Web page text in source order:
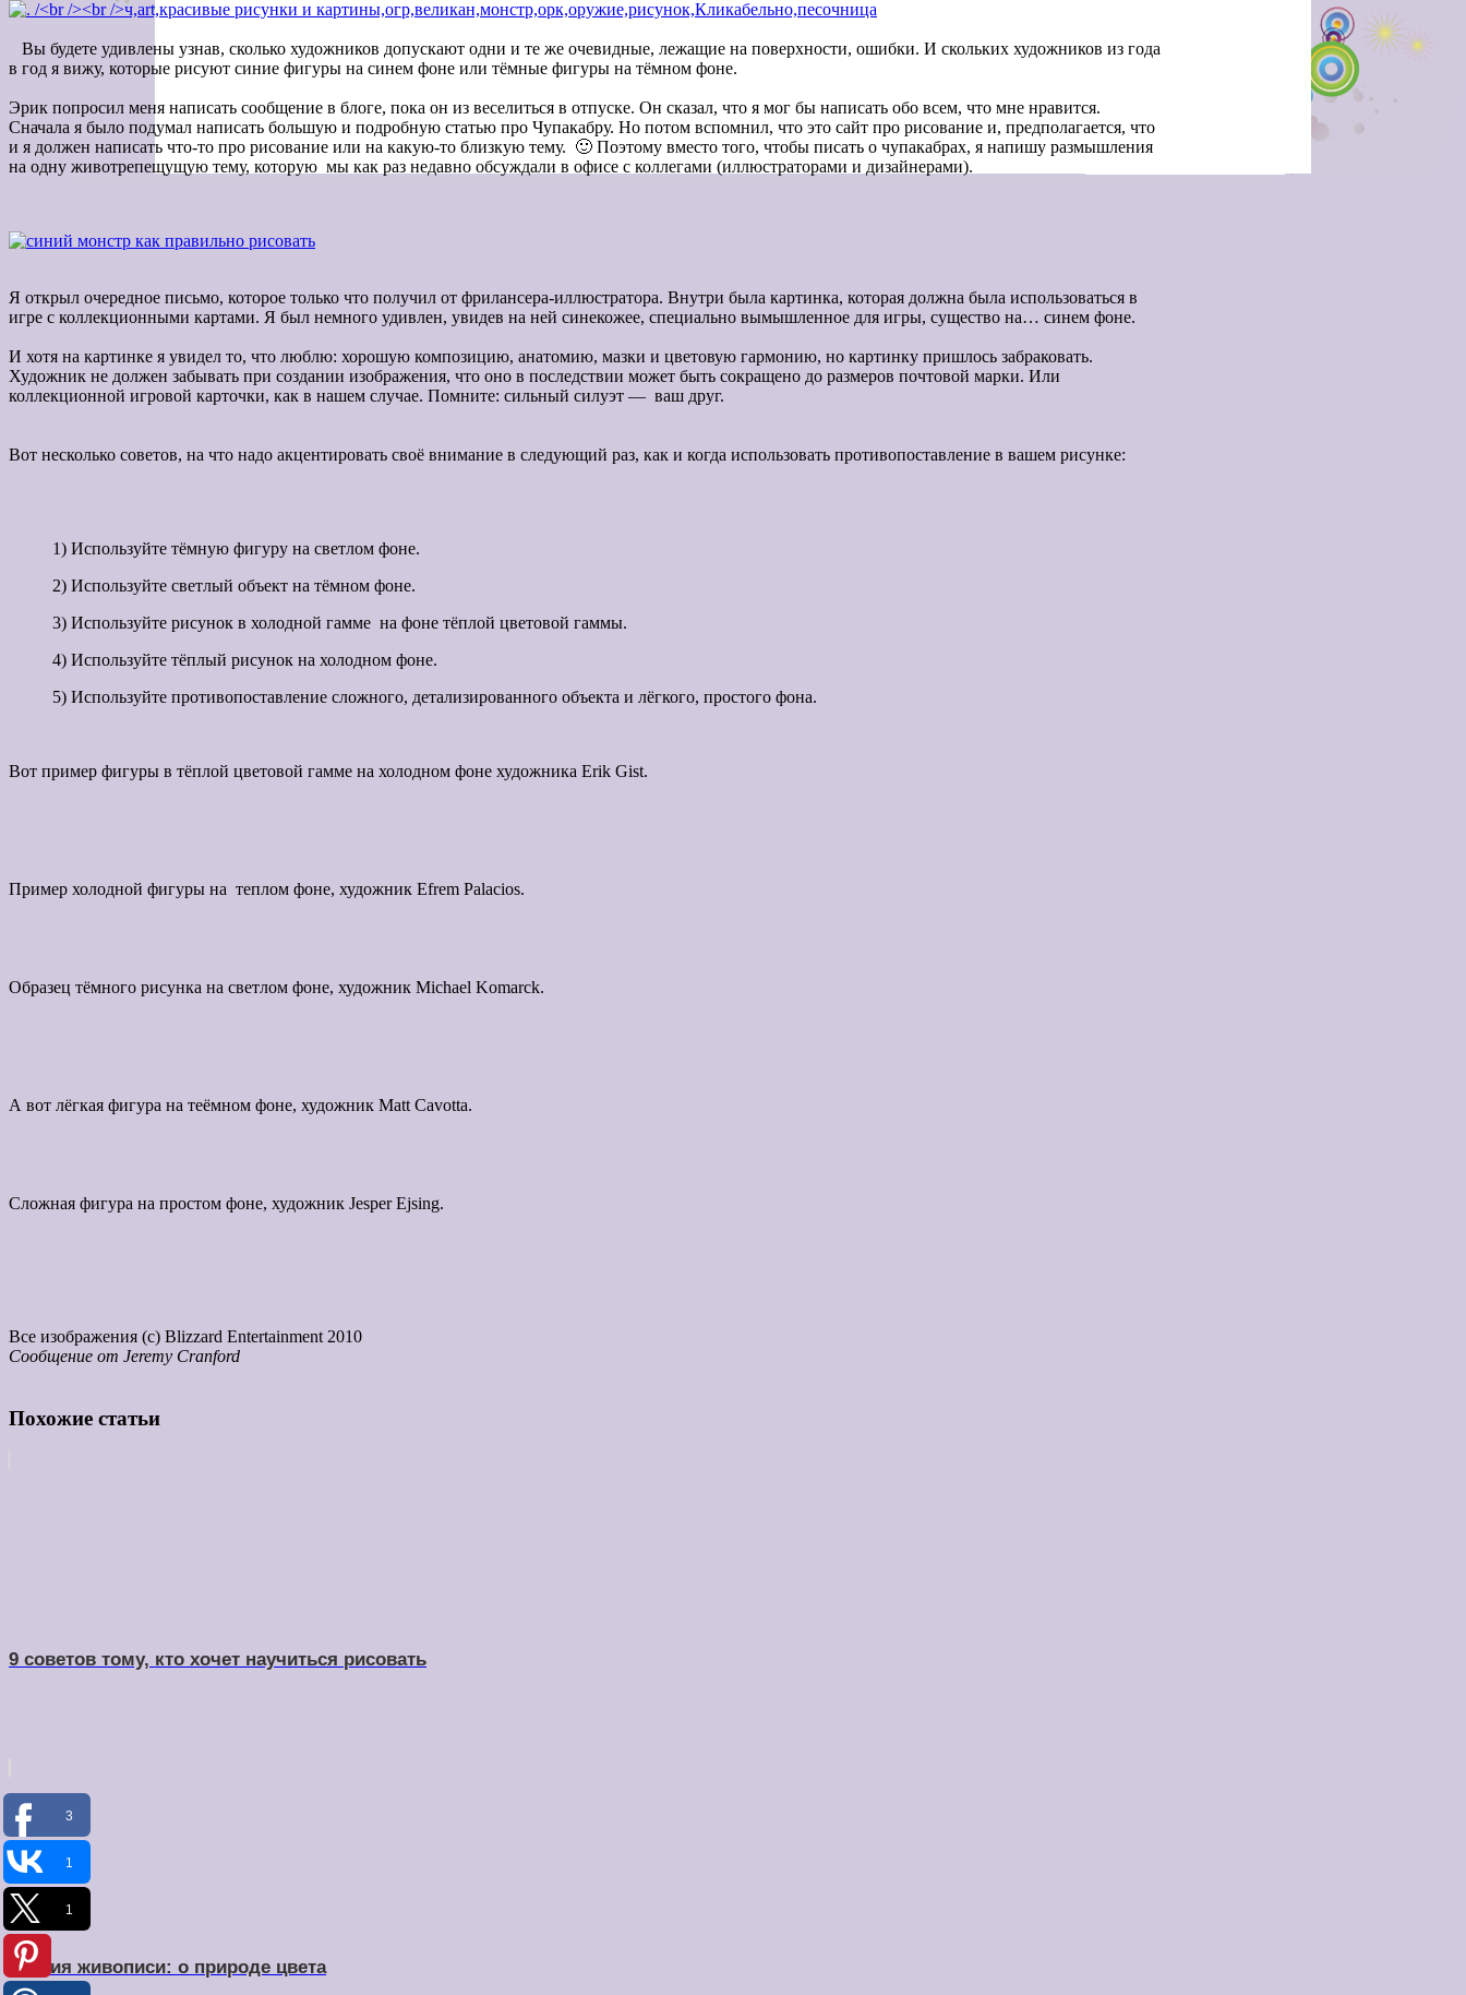
Вы будете удивлены узнав, сколько художников допускают одни и те же очевидные, лежащие на поверхности, ошибки. И скольких художников из года
в год я вижу, которые рисуют синие фигуры на синем фоне или тёмные фигуры на тёмном фоне.
Эрик попросил меня написать сообщение в блоге, пока он из веселиться в отпуске. Он сказал, что я мог бы написать обо всем, что мне нравится.
Сначала я было подумал написать большую и подробную статью про Чупакабру. Но потом вспомнил, что это сайт про рисование и, предполагается, что
и я должен написать что-то про рисование или на какую-то близкую тему. 🙂 Поэтому вместо того, чтобы писать о чупакабрах, я напишу размышления
на одну животрепещущую тему, которую мы как раз недавно обсуждали в офисе с коллегами (иллюстраторами и дизайнерами).
Я открыл очередное письмо, которое только что получил от фрилансера-иллюстратора. Внутри была картинка, которая должна была использоваться в
игре с коллекционными картами. Я был немного удивлен, увидев на ней синекожее, специально вымышленное для игры, существо на… синем фоне.
И хотя на картинке я увидел то, что люблю: хорошую композицию, анатомию, мазки и цветовую гармонию, но картинку пришлось забраковать.
Художник не должен забывать при создании изображения, что оно в последствии может быть сокращено до размеров почтовой марки. Или
коллекционной игровой карточки, как в нашем случае. Помните: сильный силуэт — ваш друг.
Вот несколько советов, на что надо акцентировать своё внимание в следующий раз, как и когда использовать противопоставление в вашем рисунке:
1) Используйте тёмную фигуру на светлом фоне.
2) Используйте светлый объект на тёмном фоне.
3) Используйте рисунок в холодной гамме на фоне тёплой цветовой гаммы.
4) Используйте тёплый рисунок на холодном фоне.
5) Используйте противопоставление сложного, детализированного объекта и лёгкого, простого фона.
Вот пример фигуры в тёплой цветовой гамме на холодном фоне художника Erik Gist.
Пример холодной фигуры на теплом фоне, художник Efrem Palacios.
Образец тёмного рисунка на светлом фоне, художник Michael Komarck.
А вот лёгкая фигура на теёмном фоне, художник Matt Cavotta.
Сложная фигура на простом фоне, художник Jesper Ejsing.
Все изображения (с) Blizzard Entertainment 2010
Сообщение от Jeremy Cranford
Похожие статьи
9 советов тому, кто хочет научиться рисовать
Теория живописи: о природе цвета
3
1
1